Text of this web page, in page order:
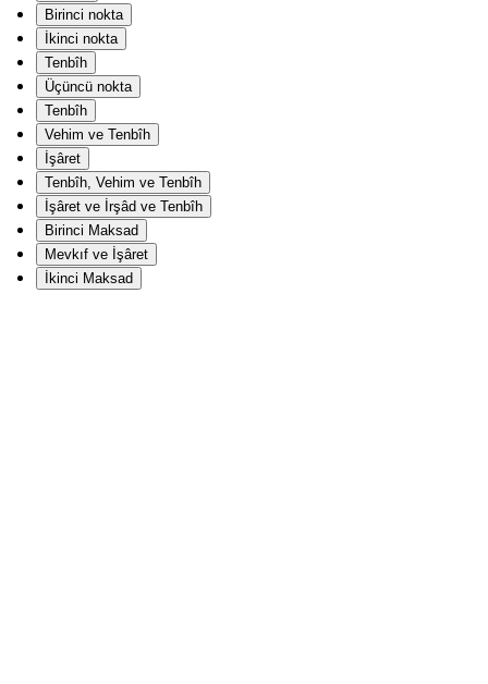
Birinci nokta
İkinci nokta
Tenbîh
Üçüncü nokta
Tenbîh
Vehim ve Tenbîh
İşâret
Tenbîh, Vehim ve Tenbîh
İşâret ve İrşâd ve Tenbîh
Birinci Maksad
Mevkıf ve İşâret
İkinci Maksad